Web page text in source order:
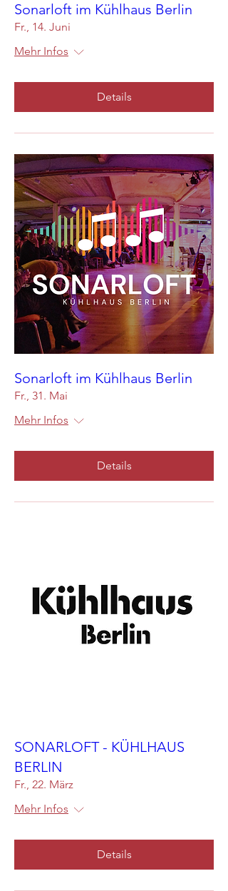
Sonarloft im Kühlhaus Berlin
Fr., 14. Juni
Mehr Infos
Details
Sonarloft im Kühlhaus Berlin
Fr., 31. Mai
Mehr Infos
Details
SONARLOFT - KÜHLHAUS
BERLIN
Fr., 22. März
Mehr Infos
Details